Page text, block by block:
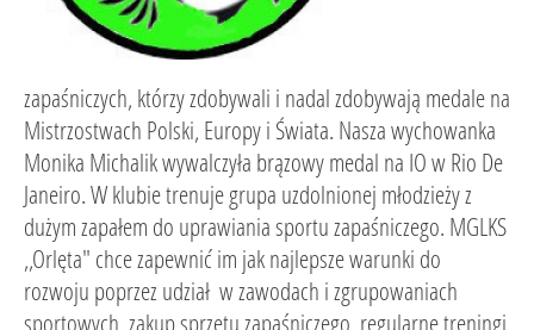
zapaśniczych, którzy zdobywali i nadal zdobywają medale na
Mistrzostwach Polski, Europy i Świata. Nasza wychowanka
Monika Michalik wywalczyła brązowy medal na IO w Rio De
Janeiro. W klubie trenuje grupa uzdolnionej młodzieży z
dużym zapałem do uprawiania sportu zapaśniczego. MGLKS
,,Orlęta" chce zapewnić im jak najlepsze warunki do
rozwoju poprzez udział w zawodach i zgrupowaniach
sportowych, zakup sprzętu zapaśniczego, regularne treningi